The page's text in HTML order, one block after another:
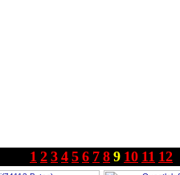
1 2 3 4 5 6 7 8 9 10 11 12